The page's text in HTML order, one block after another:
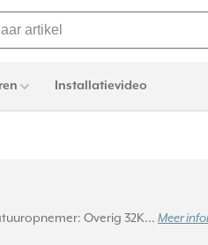
Installatievideo
Overig 32K...Meer